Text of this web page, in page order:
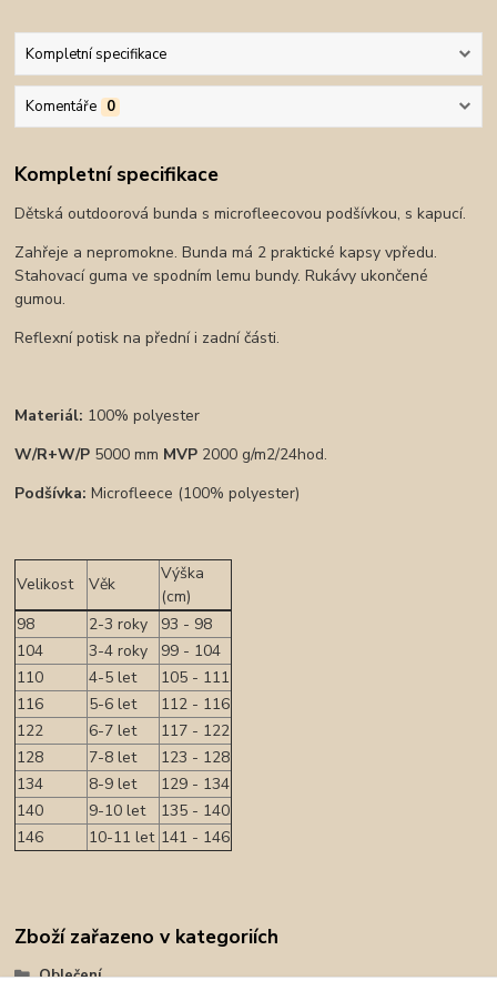
Kompletní specifikace
Komentáře 0
Kompletní specifikace
Dětská outdoorová bunda s microfleecovou podšívkou, s kapucí.
Zahřeje a nepromokne. Bunda má 2 praktické kapsy vpředu.
Stahovací guma ve spodním lemu bundy. Rukávy ukončené
gumou.
Reflexní potisk na přední i zadní části.
Materiál: 100% polyester
W/R+W/P 5000 mm MVP 2000 g/m2/24hod.
Podšívka: Microfleece (100% polyester)
Velikost Věk
Výška
(cm)
98
2-3 roky
93 - 98
104
3-4 roky
99 - 104
110
4-5 let
105 - 111
116
5-6 let
112 - 116
122
6-7 let
117 - 122
128
7-8 let
123 - 128
134
8-9 let
129 - 134
140
9-10 let
135 - 140
146
10-11 let 141 - 146
Zboží zařazeno v kategoriích
Oblečení